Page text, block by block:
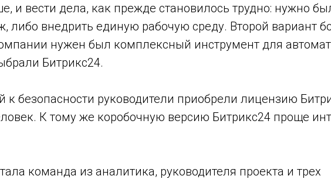
и вести дела, как прежде становилось трудно: нужно
либо внедрить единую рабочую среду. Второй вариант
нужен был комплексный инструмент для
Битрикс24.
безопасности руководители приобрели лицензию
К тому же коробочную версию Битрикс24 проще
команда из аналитика, руководителя проекта и трех